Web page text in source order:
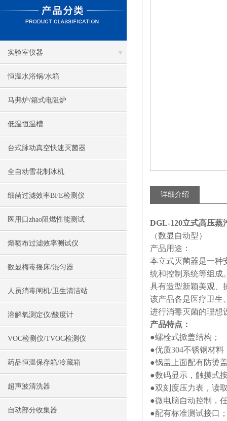
实验室仪器
恒温水浴锅/水箱
马弗炉/箱式电阻炉
低温恒温槽
台式脉动真空快速灭菌器
全自动雪花制冰机
细菌过滤效率BFE检测仪
医用口zhao阻燃性能测试
熔喷布过滤效率测试仪
数显梅毒摇床/混匀器
人员消毒闸机/卫生清洁站
溶解氧测定仪/酸度计
VOC检测仪/TVOC检测仪
药品恒温保存箱/冷藏箱
超声波清洗器
自动部分收集器
详细介绍
DGL-120立式高压蒸
（数显自动型）
产品用途：
本立式灭菌器是一种
统和控制系统等组成
具有造型新颖美观、
该产品各是医疗卫生
进行消毒灭菌的理想
产品特点：
●螺栓式掀盖结构；
●优质304不锈钢材料
●锅盖上面配有防烫
●数码显示，触摸式
●双刻度压力表，读
●微电脑自动控制，
●配有标准测试接口